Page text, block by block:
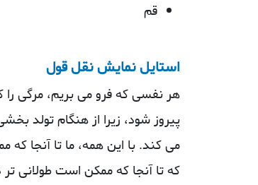
قم
استایل نمایش نقل قول
هر نفسی که فرو می‌ بریم، مرگی
پیروز شود، زیرا از هنگام تولد
می کند. با این همه، ما تا آنجا که
که تا آنجا که ممکن است طولانی‌